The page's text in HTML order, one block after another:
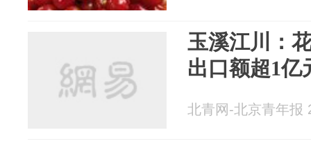
玉溪江川：
出口额超1亿
北青网-北京青年报